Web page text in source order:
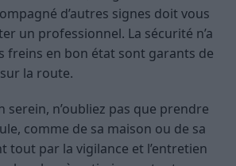
d’autres signes doit vous
un professionnel. La sécurité n’a
freins en bon état sont garants de
la route.
serein, n’oubliez pas que prendre
comme de sa maison ou de sa
tout par la vigilance et l’entretien